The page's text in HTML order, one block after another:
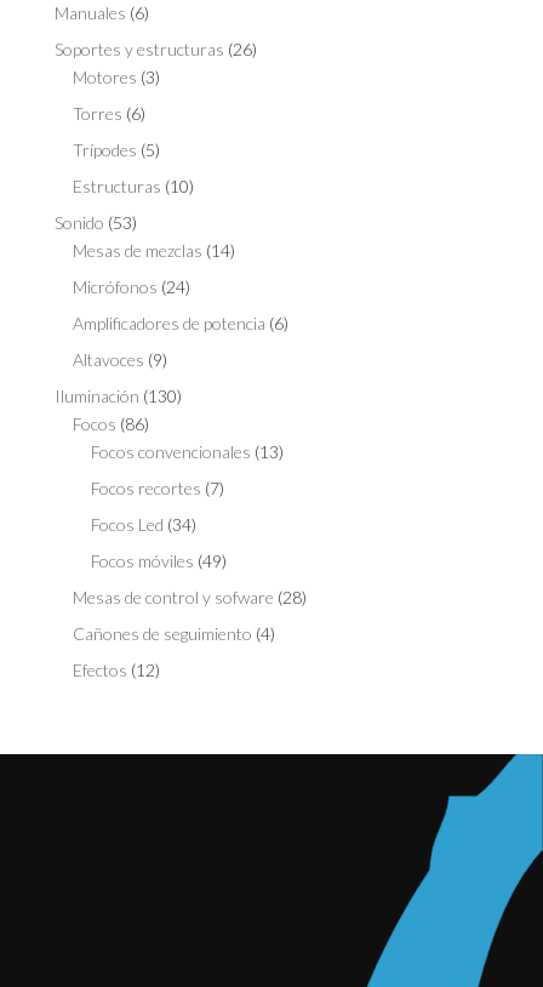
Manuales (6)
Soportes y estructuras (26)
Motores (3)
Torres (6)
Trípodes (5)
Estructuras (10)
Sonido (53)
Mesas de mezclas (14)
Micrófonos (24)
Amplificadores de potencia (6)
Altavoces (9)
Iluminación (130)
Focos (86)
Focos convencionales (13)
Focos recortes (7)
Focos Led (34)
Focos móviles (49)
Mesas de control y sofware (28)
Cañones de seguimiento (4)
Efectos (12)